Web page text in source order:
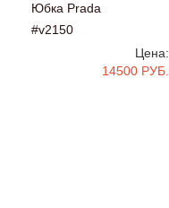
Юбка Prada
#v2150
Цена:
14500 РУБ.